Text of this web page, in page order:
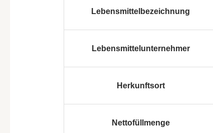
Lebensmittelbezeichnung
Lebensmittelunternehmer
Herkunftsort
Nettofüllmenge